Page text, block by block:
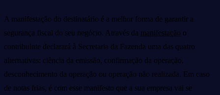
A manifestação do destinatário é a melhor forma de garantir a
segurança fiscal do seu negócio. Através da manifestação o
contribuinte declarará à Secretaria da Fazenda uma das quatro
alternativas: ciência da emissão, confirmação da operação,
desconhecimento da operação ou operação não realizada. Em caso
de notas frias, é com esse manifesto que a sua empresa vai se